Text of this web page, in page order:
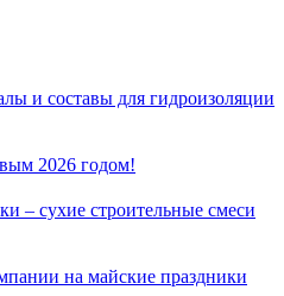
и составы для гидроизоляции
2026 годом!
– сухие строительные смеси
на майские праздники